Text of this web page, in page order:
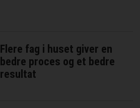
Flere fag i huset giver en
bedre proces og et bedre
resultat